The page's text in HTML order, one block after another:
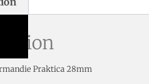
Praktica 28mm